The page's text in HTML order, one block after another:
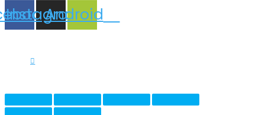
Instagram
Android